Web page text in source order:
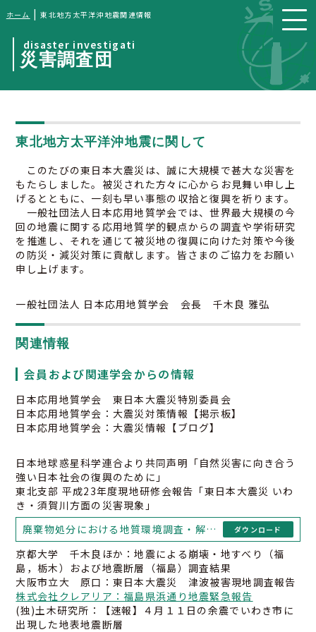
03-3259-8232
ホーム |東北地方太平洋沖地震関連情報
disaster investigati
災害調査団
東北地方太平洋沖地震に関して
このたびの東日本大震災は、誠に大規模で甚大な災害を
もたらしました。被災された方々に心からお見舞い申し上
げるとともに、一刻も早い事態の収拾と復興を祈ります。
一般社団法人日本応用地質学会では、世界最大規模の今
回の地震に関する応用地質学的観点からの調査や学術研究
を推進し、それを通じて被災地の復興に向けた対策や今後
の防災・減災対策に貢献します。皆さまのご協力をお願い
申し上げます。
一般社団法人 日本応用地質学会 会長 千木良 雅弘
関連情報
会員および関連学会からの情報
日本応用地質学会 東日本大震災特別委員会
日本応用地質学会：大震災対策情報【掲示板】
日本応用地質学会：大震災情報【ブログ】
日本地球惑星科学連合より共同声明「自然災害に向き合う
強い日本社会の復興のために」
東北支部 平成23年度現地研修会報告「東日本大震災 いわ
き・須賀川方面の災害現象」
廃棄物処分における地質環境調査・解析手法に関する研究小委員会「災害廃棄物の仮置き場における設置・維持管理・閉鎖に関する留意点（第１版）」
ダウンロード
京都大学 千木良ほか：地震による崩壊・地すべり（福
島，栃木）および地震断層（福島）調査結果
大阪市立大 原口：東日本大震災 津波被害現地調査報告
株式会社クレアリア：福島県浜通り地震緊急報告
(独)土木研究所：【速報】４月１１日の余震でいわき市に
出現した地表地震断層